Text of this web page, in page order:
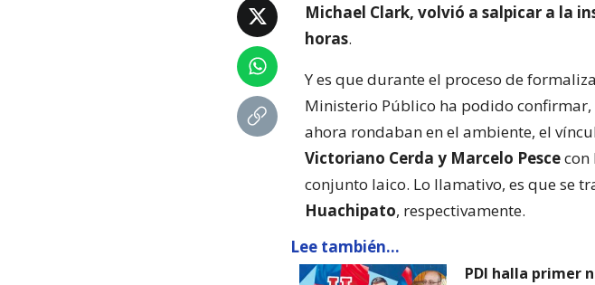
Michael Clark, volvió a salpicar a la
horas.
Y es que durante el proceso de
Ministerio Público ha podido
ahora rondaban en el ambiente, el
Victoriano Cerda y Marcelo Pescecon
conjunto laico. Lo llamativo, es que se
Huachipato, respectivamente.
Lee también...
PDI halla primer